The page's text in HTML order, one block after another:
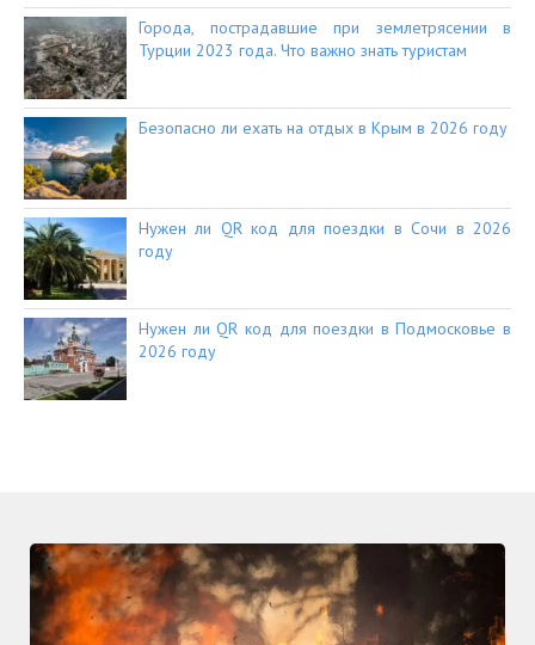
Города, пострадавшие при землетрясении в
Турции 2023 года. Что важно знать туристам
Безопасно ли ехать на отдых в Крым в 2026 году
Нужен ли QR код для поездки в Сочи в 2026
году
Нужен ли QR код для поездки в Подмосковье в
2026 году